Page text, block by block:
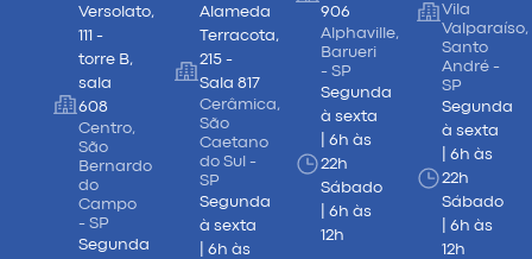
Versolato,
111 -
torre B,
sala
608
Centro,
São
Bernardo
do
Campo
- SP
Segunda
Alameda
Terracota,
215 -
Sala 817
Cerâmica,
São
Caetano
do Sul -
SP
Segunda
à sexta
| 6h às
906
Alphaville,
Barueri
- SP
Segunda
à sexta
| 6h às
22h
Sábado
| 6h às
12h
Vila
Valparaíso,
Santo
André -
SP
Segunda
à sexta
| 6h às
22h
Sábado
| 6h às
12h